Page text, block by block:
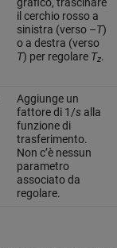
il cerchio rosso a
sinistra (verso –T)
o a destra (verso
T) per regolare Tz.
Aggiunge un
fattore di 1/salla
funzione di
trasferimento.
Non c’è nessun
parametro
associato da
regolare.